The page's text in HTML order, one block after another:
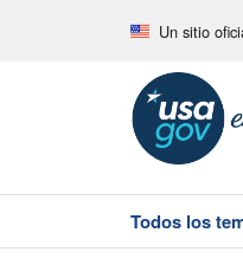
Un sitio
Todos los